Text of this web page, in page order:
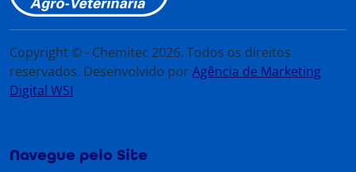
Copyright © - Chemitec 2026. Todos os direitos
reservados. Desenvolvido porAgência de Marketing
Digital WSI
Navegue pelo Site